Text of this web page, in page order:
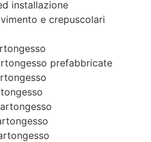
installazione
e crepuscolari
prefabbricate